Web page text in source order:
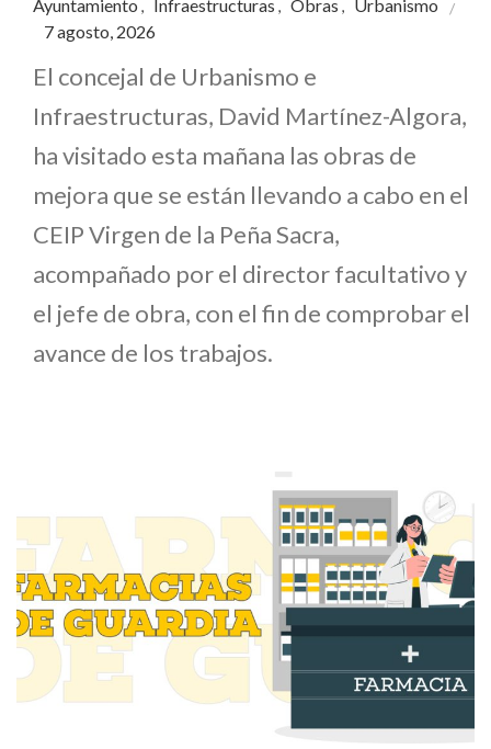
Ayuntamiento , Infraestructuras , Obras , Urbanismo
7 agosto, 2026
El concejal de Urbanismo e
Infraestructuras, David Martínez-Algora,
ha visitado esta mañana las obras de
mejora que se están llevando a cabo en el
CEIP Virgen de la Peña Sacra,
acompañado por el director facultativo y
el jefe de obra, con el fin de comprobar el
avance de los trabajos.